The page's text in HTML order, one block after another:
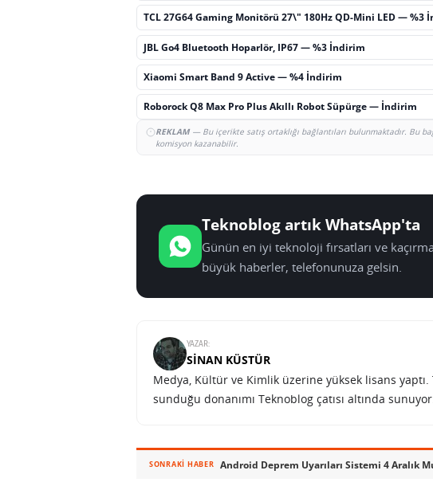
TCL 27G64 Gaming Monitörü 27\" 180Hz QD-Mini LED — %3
JBL Go4 Bluetooth Hoparlör, IP67 — %3 İndirim
Xiaomi Smart Band 9 Active — %4 İndirim
Roborock Q8 Max Pro Plus Akıllı Robot Süpürge — İndirim
REKLAM— Bu içerikte satış ortaklığı bağlantıları bulunmaktadır. Bu
komisyon kazanabilir.
Teknoblog artık WhatsApp'ta
Günün en iyi teknoloji fırsatları ve
büyük haberler, telefonunuza gelsin.
YAZAR:
SINAN KÜSTÜR
Medya, Kültür ve Kimlik üzerine yüksek lisans
sunduğu donanımı Teknoblog çatısı altında
SONRAKI HABER Android Deprem Uyarıları Sistemi 4 Aralık